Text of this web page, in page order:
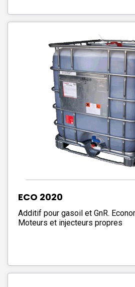
ECO 2020
Additif pour gasoil et GnR.
Moteurs et injecteurs propres